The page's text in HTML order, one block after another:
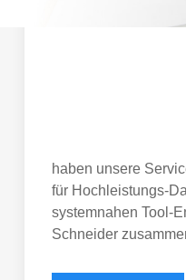
haben unsere
für Hochleistungs-
systemnahen Tool-
Schneider